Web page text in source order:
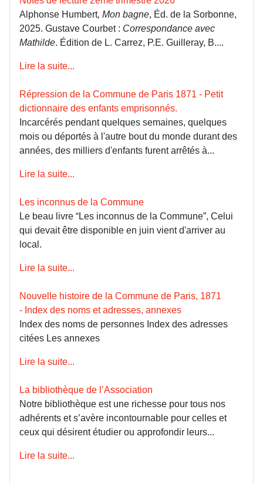
Alphonse Humbert, Mon bagne, Éd. de la Sorbonne,
2025. Gustave Courbet : Correspondance avec
Mathilde. Édition de L. Carrez, P.E. Guilleray, B....
Lire la suite...
Répression de la Commune de Paris 1871 - Petit
dictionnaire des enfants emprisonnés.
Incarcérés pendant quelques semaines, quelques
mois ou déportés à l'autre bout du monde durant des
années, des milliers d'enfants furent arrêtés à...
Lire la suite...
Les inconnus de la Commune
Le beau livre “Les inconnus de la Commune”, Celui
qui devait être disponible en juin vient d'arriver au
local.
Lire la suite...
Nouvelle histoire de la Commune de Paris, 1871
- Index des noms et adresses, annexes
Index des noms de personnes Index des adresses
citées Les annexes
Lire la suite...
La bibliothèque de l’Association
Notre bibliothèque est une richesse pour tous nos
adhérents et s’avère incontournable pour celles et
ceux qui désirent étudier ou approfondir leurs...
Lire la suite...